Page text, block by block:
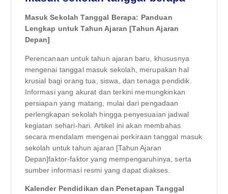
Masuk Sekolah Tanggal Berapa: Panduan
Lengkap untuk Tahun Ajaran [Tahun Ajaran
Depan]
Perencanaan untuk tahun ajaran baru, khususnya
mengenai tanggal masuk sekolah, merupakan hal
krusial bagi orang tua, siswa, dan tenaga pendidik.
Informasi yang akurat dan terkini memungkinkan
persiapan yang matang, mulai dari pengadaan
perlengkapan sekolah hingga penyesuaian jadwal
kegiatan sehari-hari. Artikel ini akan membahas
secara mendalam mengenai perkiraan tanggal masuk
sekolah untuk tahun ajaran [Tahun Ajaran
Depan]faktor-faktor yang mempengaruhinya, serta
sumber informasi resmi yang dapat diakses.
Kalender Pendidikan dan Penetapan Tanggal